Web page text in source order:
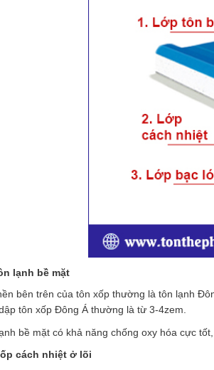
lạnh bề mặt
bên trên của tôn xốp thường là tôn lạnh
tôn xốp Đông Á thường là từ 3-4zem.
bề mặt có khả năng chống oxy hóa cực
cách nhiệt ở lõi